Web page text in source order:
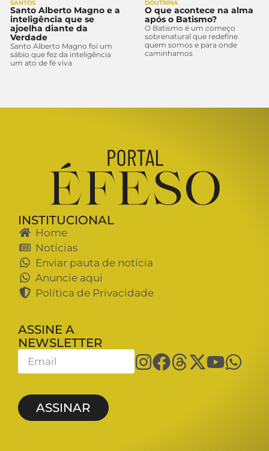
SANTOS
Santo Alberto Magno e a
inteligência que se
ajoelha diante da
Verdade
Santo Alberto Magno foi um
sábio que fez da inteligência
um ato de fé viva
DOUTRINA
O que acontece na alma
após o Batismo?
O Batismo é um começo
sobrenatural que redefine
quem somos e para onde
caminhamos
INSTITUCIONAL
Home
Notícias
Enviar pauta de notícia
Anuncie aqui
Política de Privacidade
ASSINE A
NEWSLETTER
ASSINAR